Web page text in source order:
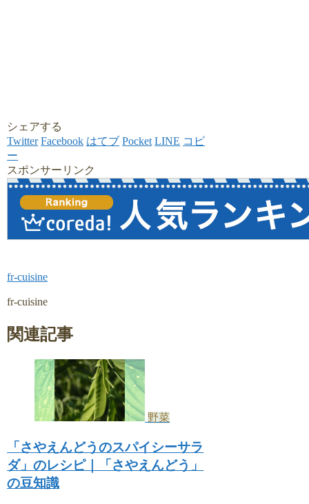
シェアする
Twitter Facebook はてブ Pocket LINE コピ
ー
スポンサーリンク
fr-cuisine
fr-cuisine
関連記事
野菜
「さやえんどうのスパイシーサラ
ダ」のレシピ｜「さやえんどう」
の豆知識